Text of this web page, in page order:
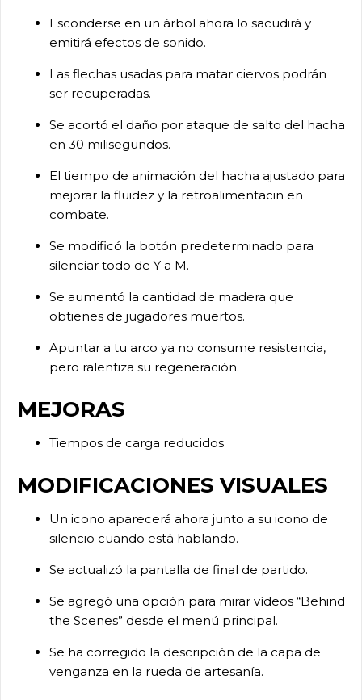
Esconderse en un árbol ahora lo sacudirá y
emitirá efectos de sonido.
Las flechas usadas para matar ciervos podrán
ser recuperadas.
Se acortó el daño por ataque de salto del hacha
en 30 milisegundos.
El tiempo de animación del hacha ajustado para
mejorar la fluidez y la retroalimentacin en
combate.
Se modificó la botón predeterminado para
silenciar todo de Y a M.
Se aumentó la cantidad de madera que
obtienes de jugadores muertos.
Apuntar a tu arco ya no consume resistencia,
pero ralentiza su regeneración.
MEJORAS
Tiempos de carga reducidos
MODIFICACIONES VISUALES
Un icono aparecerá ahora junto a su icono de
silencio cuando está hablando.
Se actualizó la pantalla de final de partido.
Se agregó una opción para mirar vídeos “Behind
the Scenes” desde el menú principal.
Se ha corregido la descripción de la capa de
venganza en la rueda de artesanía.